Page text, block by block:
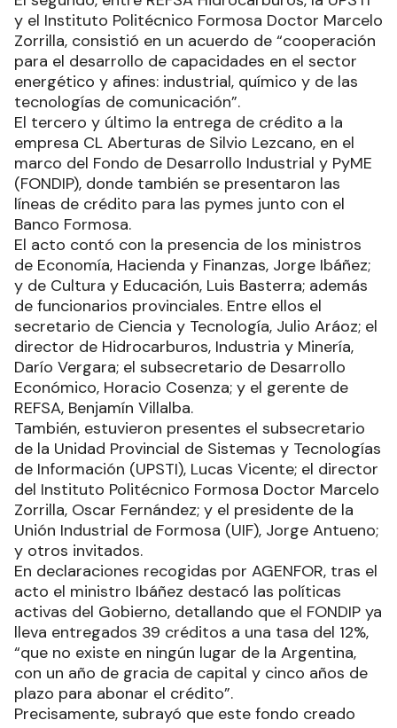
y el Instituto Politécnico Formosa Doctor Marcelo
Zorrilla, consistió en un acuerdo de “cooperación
para el desarrollo de capacidades en el sector
energético y afines: industrial, químico y de las
tecnologías de comunicación”.
El tercero y último la entrega de crédito a la
empresa CL Aberturas de Silvio Lezcano, en el
marco del Fondo de Desarrollo Industrial y PyME
(FONDIP), donde también se presentaron las
líneas de crédito para las pymes junto con el
Banco Formosa.
El acto contó con la presencia de los ministros
de Economía, Hacienda y Finanzas, Jorge Ibáñez;
y de Cultura y Educación, Luis Basterra; además
de funcionarios provinciales. Entre ellos el
secretario de Ciencia y Tecnología, Julio Aráoz; el
director de Hidrocarburos, Industria y Minería,
Darío Vergara; el subsecretario de Desarrollo
Económico, Horacio Cosenza; y el gerente de
REFSA, Benjamín Villalba.
También, estuvieron presentes el subsecretario
de la Unidad Provincial de Sistemas y Tecnologías
de Información (UPSTI), Lucas Vicente; el director
del Instituto Politécnico Formosa Doctor Marcelo
Zorrilla, Oscar Fernández; y el presidente de la
Unión Industrial de Formosa (UIF), Jorge Antueno;
y otros invitados.
En declaraciones recogidas por AGENFOR, tras el
acto el ministro Ibáñez destacó las políticas
activas del Gobierno, detallando que el FONDIP ya
lleva entregados 39 créditos a una tasa del 12%,
“que no existe en ningún lugar de la Argentina,
con un año de gracia de capital y cinco años de
plazo para abonar el crédito”.
Precisamente, subrayó que este fondo creado